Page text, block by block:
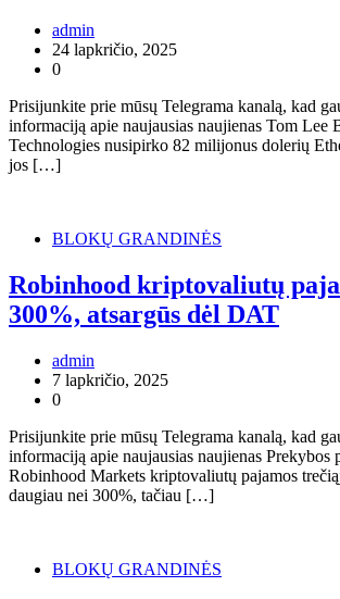
admin
24 lapkričio, 2025
0
Prisijunkite prie mūsų Telegrama kanalą, kad
informaciją apie naujausias naujienas Tom Lee
Technologies nusipirko 82 milijonus dolerių
jos […]
BLOKŲ GRANDINĖS
Robinhood kriptovaliutų
300%, atsargūs dėl DAT
admin
7 lapkričio, 2025
0
Prisijunkite prie mūsų Telegrama kanalą, kad
informaciją apie naujausias naujienas Prekybos
Robinhood Markets kriptovaliutų pajamos
daugiau nei 300%, tačiau […]
BLOKŲ GRANDINĖS